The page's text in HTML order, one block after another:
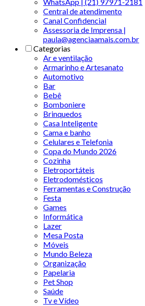
Central de atendimento
Canal Confidencial
Assessoria de Imprensa |
paula@agenciaamais.com.br
Categorias
Ar e ventilação
Armarinho e Artesanato
Automotivo
Bar
Bebê
Bomboniere
Brinquedos
Casa Inteligente
Cama e banho
Celulares e Telefonia
Copa do Mundo 2026
Cozinha
Eletroportáteis
Eletrodomésticos
Ferramentas e Construção
Festa
Games
Informática
Lazer
Mesa Posta
Móveis
Mundo Beleza
Organização
Papelaria
Pet Shop
Saúde
Tv e Vídeo